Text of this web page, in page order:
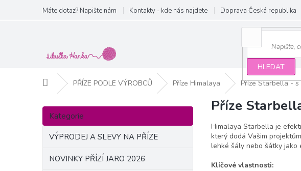
obsah
Máte dotaz? Napište nám Kontakty - kde nás najdete Doprava Česká republika
HLEDAT
Domů PŘÍZE PODLE VÝROBCŮ Příze Himalaya Příze Starbella -
P
s
Přeskočit
kategorie
Kategorie
VÝPRODEJ A SLEVY NA PŘÍZE
NOVINKY PŘÍZÍ JARO 2026
Příze
Himalaya Starbella je
který dodá Vašim
lehké šály nebo šátky jako
Klíčové vlastnosti: